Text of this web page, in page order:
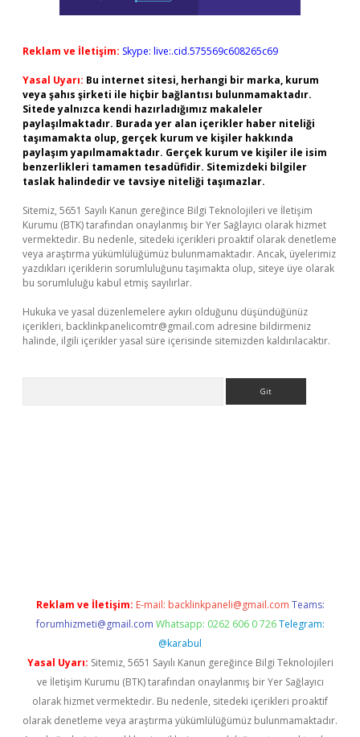
Reklam ve İletişim: Skype: live:.cid.575569c608265c69
Yasal Uyarı: Bu internet sitesi, herhangi bir marka, kurum
veya şahıs şirketi ile hiçbir bağlantısı bulunmamaktadır.
Sitede yalnızca kendi hazırladığımız makaleler
paylaşılmaktadır. Burada yer alan içerikler haber niteliği
taşımamakta olup, gerçek kurum ve kişiler hakkında
paylaşım yapılmamaktadır. Gerçek kurum ve kişiler ile isim
benzerlikleri tamamen tesadüfidir. Sitemizdeki bilgiler
taslak halindedir ve tavsiye niteliği taşımazlar.
Sitemiz, 5651 Sayılı Kanun gereğince Bilgi Teknolojileri ve İletişim
Kurumu (BTK) tarafından onaylanmış bir Yer Sağlayıcı olarak hizmet
vermektedir. Bu nedenle, sitedeki içerikleri proaktif olarak denetleme
veya araştırma yükümlülüğümüz bulunmamaktadır. Ancak, üyelerimiz
yazdıkları içeriklerin sorumluluğunu taşımakta olup, siteye üye olarak
bu sorumluluğu kabul etmiş sayılırlar.
Hukuka ve yasal düzenlemelere aykırı olduğunu düşündüğünüz
içerikleri, backlinkpanelicomtr@gmail.com adresine bildirmeniz
halinde, ilgili içerikler yasal süre içerisinde sitemizden kaldırılacaktır.
Reklam ve İletişim: E-mail: backlinkpaneli@gmail.com Teams:
forumhizmeti@gmail.com Whatsapp: 0262 606 0 726 Telegram:
@karabul
Yasal Uyarı: Sitemiz, 5651 Sayılı Kanun gereğince Bilgi Teknolojileri
ve İletişim Kurumu (BTK) tarafından onaylanmış bir Yer Sağlayıcı
olarak hizmet vermektedir. Bu nedenle, sitedeki içerikleri proaktif
olarak denetleme veya araştırma yükümlülüğümüz bulunmamaktadır.